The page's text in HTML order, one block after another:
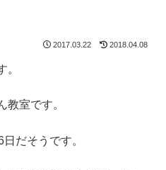
2017.03.22 2018.04.08
。
教室です。
だそうです。